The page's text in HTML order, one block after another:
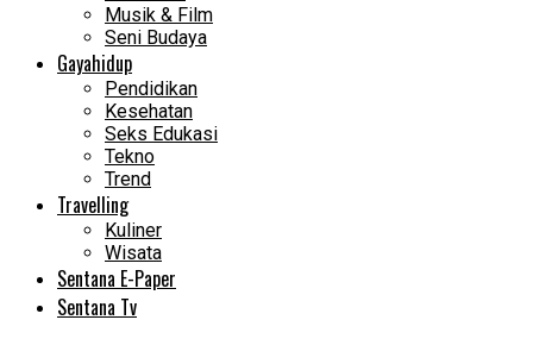
Musik & Film
Seni Budaya
Gayahidup
Pendidikan
Kesehatan
Seks Edukasi
Tekno
Trend
Travelling
Kuliner
Wisata
Sentana E-Paper
Sentana Tv